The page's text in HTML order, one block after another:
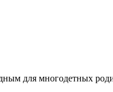
для многодетных